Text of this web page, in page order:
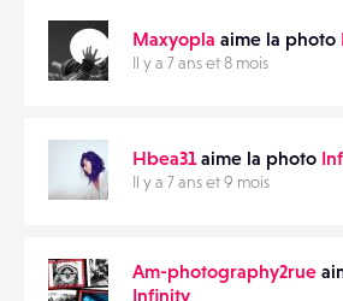
Maxyopla aime la photo
Il y a 7 ans et 8 mois
Hbea31aime la photo
Il y a 7 ans et 9 mois
Am-photography2rue
Infinity